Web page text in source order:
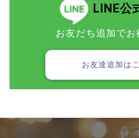
LINE公
お友だち追加でお
お友達追加は